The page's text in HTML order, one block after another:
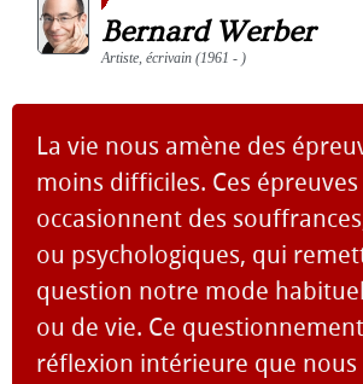
Bernard Werber
Artiste, écrivain (1961 - )
La vie nous amène des
moins difficiles. Ces épreuves
occasionnent des
ou psychologiques, qui
question notre mode
ou de vie. Ce
réflexion intérieure que nous